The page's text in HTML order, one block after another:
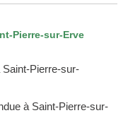
Pierre-sur-Erve
Pierre-sur-
à Saint-Pierre-sur-